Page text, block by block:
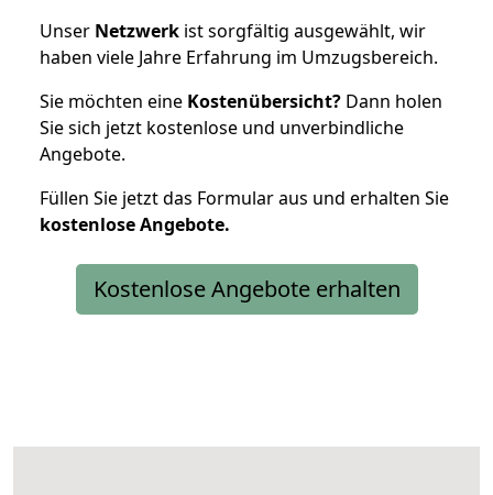
Unser Netzwerk ist sorgfältig ausgewählt, wir
haben viele Jahre Erfahrung im Umzugsbereich.
Sie möchten eine Kostenübersicht? Dann holen
Sie sich jetzt kostenlose und unverbindliche
Angebote.
Füllen Sie jetzt das Formular aus und erhalten Sie
kostenloseAngebote.
Kostenlose Angebote erhalten